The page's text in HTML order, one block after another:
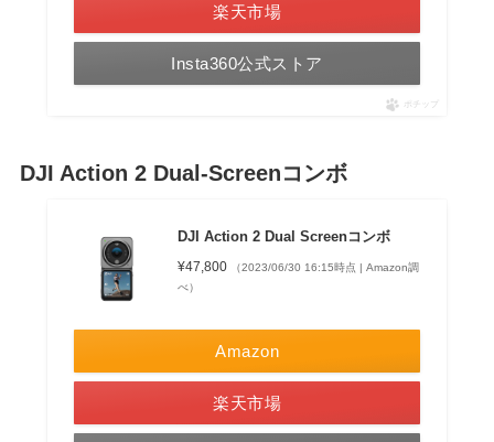
楽天市場
Insta360公式ストア
ポチップ
DJI Action 2 Dual-Screenコンボ
DJI Action 2 Dual Screenコンボ
¥47,800
（2023/06/30 16:15時点 | Amazon調
べ）
Amazon
楽天市場